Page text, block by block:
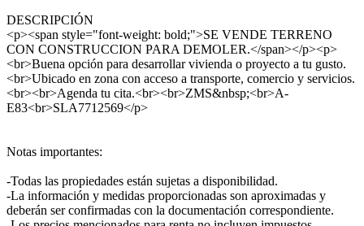
DESCRIPCIÓN
<p><span style="font-weight: bold;">SE VENDE TERRENO
CON CONSTRUCCION PARA DEMOLER.</span></p><p>
<br>Buena opción para desarrollar vivienda o proyecto a tu gusto.
<br>Ubicado en zona con acceso a transporte, comercio y servicios.
<br><br>Agenda tu cita.<br><br>ZMS&nbsp;<br>A-
E83<br>SLA7712569</p>
Notas importantes:
-Todas las propiedades están sujetas a disponibilidad.
-La información y medidas proporcionadas son aproximadas y
deberán ser confirmadas con la documentación correspondiente.